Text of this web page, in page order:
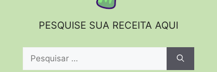
PESQUISE SUA RECEITA AQUI
Pesquisar